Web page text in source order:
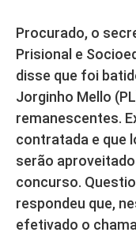
Procurado, o
Prisional e
disse que foi
Jorginho Mello
remanescentes.
contratada e que
serão
concurso.
respondeu que,
efetivado o